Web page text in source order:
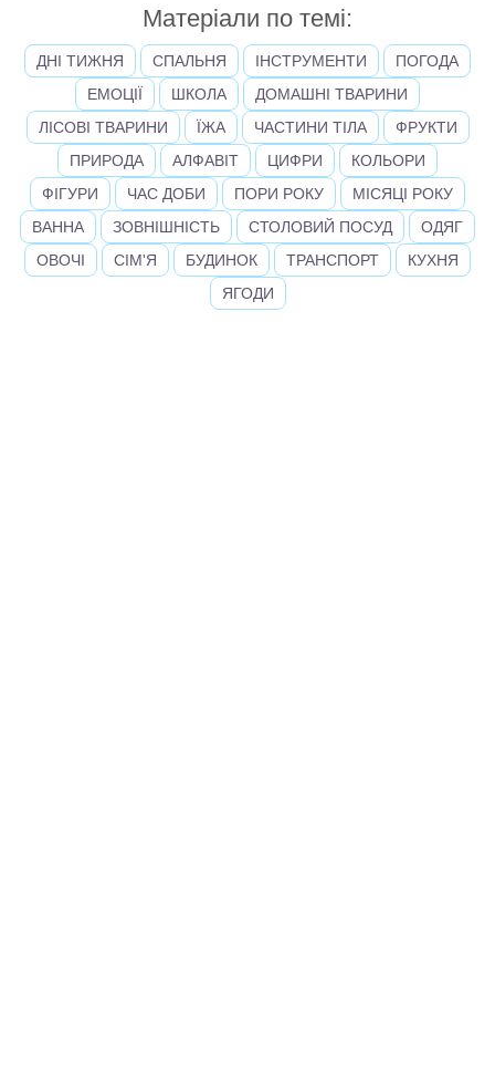
Матеріали по темі:
ДНІ ТИЖНЯ СПАЛЬНЯ ІНСТРУМЕНТИ
ПОГОДА
ЕМОЦІЇ
ШКОЛА
ДОМАШНІ ТВАРИНИ
ЛІСОВІ ТВАРИНИ
ЇЖА ЧАСТИНИ ТІЛА
ФРУКТИ
ПРИРОДА
АЛФАВІТ ЦИФРИ
КОЛЬОРИ
ФІГУРИ
ЧАС ДОБИ ПОРИ РОКУ
МІСЯЦІ РОКУ
ВАННА
ЗОВНІШНІСТЬ СТОЛОВИЙ ПОСУД
ОДЯГ
ОВОЧІ
СІМ'Я БУДИНОК ТРАНСПОРТ
КУХНЯ
ЯГОДИ